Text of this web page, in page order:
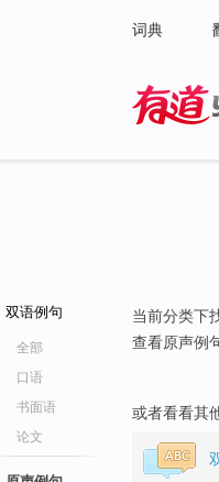
词典
双语例句
全部
口语
书面语
论文
当前分类下
查看原声例
或者看看其